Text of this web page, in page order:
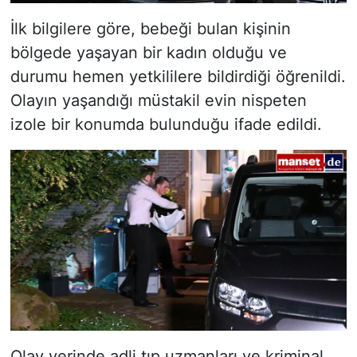
İlk bilgilere göre, bebeği bulan kişinin
bölgede yaşayan bir kadın olduğu ve
durumu hemen yetkililere bildirdiği öğrenildi.
Olayın yaşandığı müstakil evin nispeten
izole bir konumda bulunduğu ifade edildi.